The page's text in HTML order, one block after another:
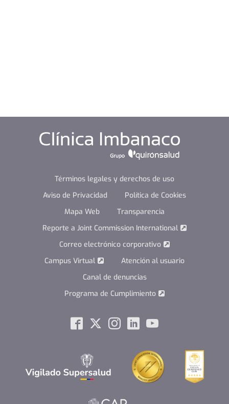
Términos legales y derechos de uso
Aviso de Privacidad
Política de Cookies
Mapa Web
Transparencia
Reporte a Joint Commission International
Correo electrónico corporativo
Campus Virtual
Atención al usuario
Canal de denuncias
Programa de Cumplimiento